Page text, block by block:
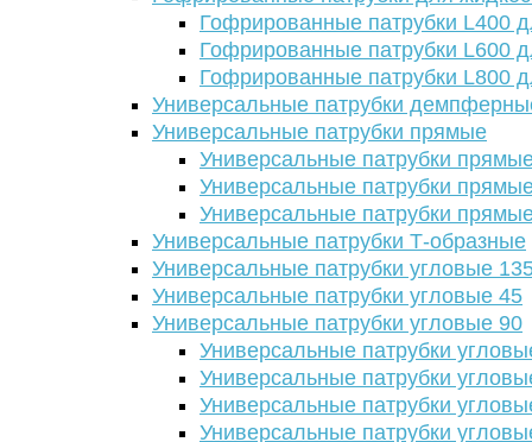
Гофрированные патрубки L400
Гофрированные патрубки L600
Гофрированные патрубки L800
Универсальные патрубки
Универсальные патрубки прямые
Универсальные патрубки
Универсальные патрубки
Универсальные патрубки
Универсальные патрубки Т-образные
Универсальные патрубки угловые
Универсальные патрубки угловые 45
Универсальные патрубки угловые 90
Универсальные патрубки
Универсальные патрубки
Универсальные патрубки
Универсальные патрубки